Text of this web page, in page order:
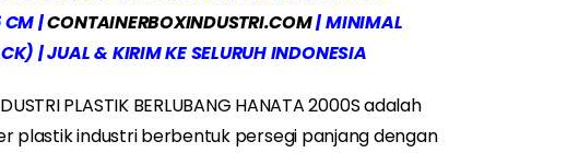
CM |CONTAINERBOXINDUSTRI.COM| MINIMAL
| JUAL & KIRIM KE SELURUH INDONESIA
PLASTIK BERLUBANG HANATA 2000S adalah
plastik industri berbentuk persegi panjang dengan